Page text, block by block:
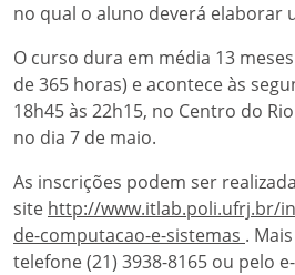
no qual o aluno deverá elaborar
O curso dura em média 13
de 365 horas) e acontece às
18h45 às 22h15, no Centro do
no dia 7 de maio.
As inscrições podem ser
site http://www.itlab.poli.ufrj.br/
de-computacao-e-sistemas .
telefone (21) 3938-8165 ou pelo